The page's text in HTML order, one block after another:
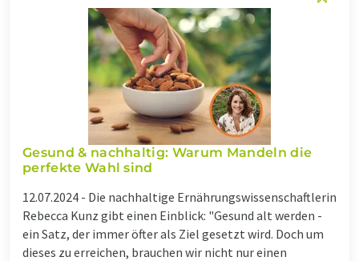
Gesund & nachhaltig: Warum Mandeln die
perfekte Wahl sind
12.07.2024 - Die nachhaltige Ernährungswissenschaftlerin
Rebecca Kunz gibt einen Einblick: "Gesund alt werden -
ein Satz, der immer öfter als Ziel gesetzt wird. Doch um
dieses zu erreichen, brauchen wir nicht nur einen